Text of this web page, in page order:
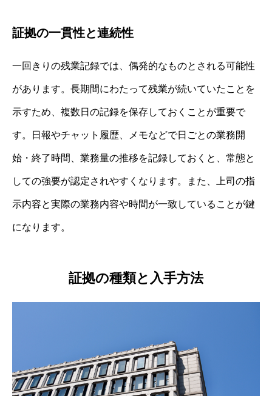
証拠の一貫性と連続性
一回きりの残業記録では、偶発的なものとされる可能性
があります。長期間にわたって残業が続いていたことを
示すため、複数日の記録を保存しておくことが重要で
す。日報やチャット履歴、メモなどで日ごとの業務開
始・終了時間、業務量の推移を記録しておくと、常態と
しての強要が認定されやすくなります。また、上司の指
示内容と実際の業務内容や時間が一致していることが鍵
になります。
証拠の種類と入手方法